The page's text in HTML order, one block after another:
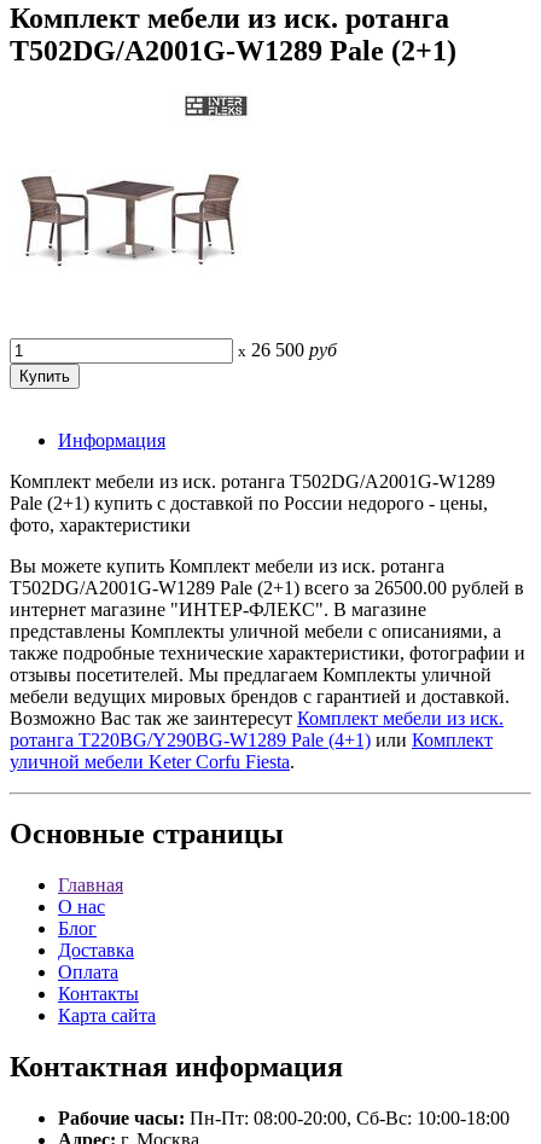
Комплект мебели из иск. ротанга
T502DG/A2001G-W1289 Pale (2+1)
x 26 500 руб
Информация
Комплект мебели из иск. ротанга T502DG/A2001G-W1289
Pale (2+1) купить с доставкой по России недорого - цены,
фото, характеристики
Вы можете купить Комплект мебели из иск. ротанга
T502DG/A2001G-W1289 Pale (2+1) всего за 26500.00 рублей в
интернет магазине "ИНТЕР-ФЛЕКС". В магазине
представлены Комплекты уличной мебели с описаниями, а
также подробные технические характеристики, фотографии и
отзывы посетителей. Мы предлагаем Комплекты уличной
мебели ведущих мировых брендов с гарантией и доставкой.
Возможно Вас так же заинтересут Комплект мебели из иск.
ротанга T220BG/Y290BG-W1289 Pale (4+1) или Комплект
уличной мебели Keter Corfu Fiesta.
Основные страницы
Главная
О нас
Блог
Доставка
Оплата
Контакты
Карта сайта
Контактная информация
Рабочие часы: Пн-Пт: 08:00-20:00, Сб-Вс: 10:00-18:00